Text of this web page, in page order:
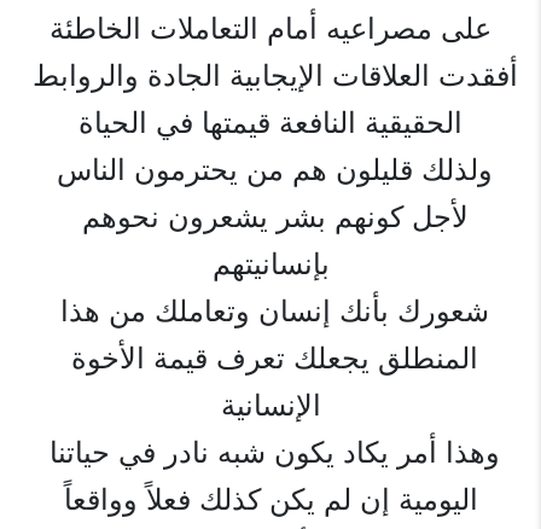
على مصراعيه أمام التعاملات الخاطئة
أفقدت العلاقات الإيجابية الجادة والروابط
الحقيقية النافعة قيمتها في الحياة
ولذلك قليلون هم من يحترمون الناس
لأجل كونهم بشر يشعرون نحوهم
بإنسانيتهم
شعورك بأنك إنسان وتعاملك من هذا
المنطلق يجعلك تعرف قيمة الأخوة
الإنسانية
وهذا أمر يكاد يكون شبه نادر في حياتنا
اليومية إن لم يكن كذلك فعلاً وواقعاً